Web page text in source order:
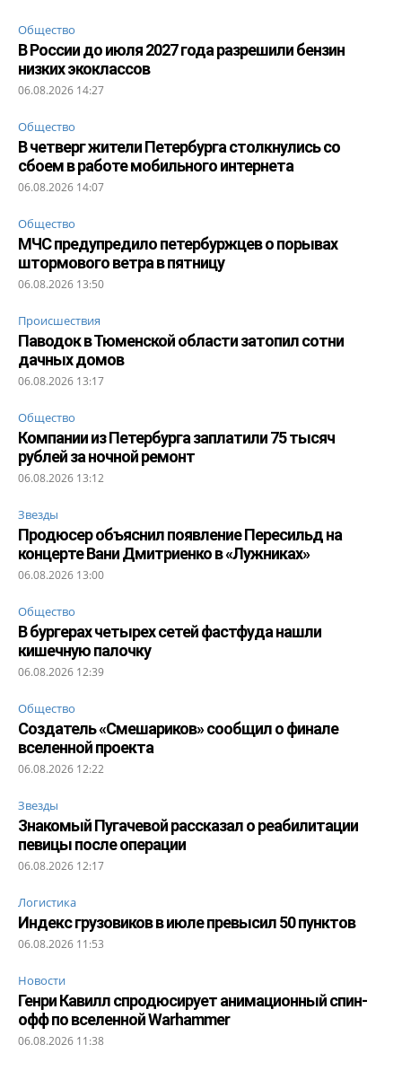
Общество
В России до июля 2027 года разрешили бензин
низких экоклассов
06.08.2026 14:27
Общество
В четверг жители Петербурга столкнулись со
сбоем в работе мобильного интернета
06.08.2026 14:07
Общество
МЧС предупредило петербуржцев о порывах
штормового ветра в пятницу
06.08.2026 13:50
Происшествия
Паводок в Тюменской области затопил сотни
дачных домов
06.08.2026 13:17
Общество
Компании из Петербурга заплатили 75 тысяч
рублей за ночной ремонт
06.08.2026 13:12
Звезды
Продюсер объяснил появление Пересильд на
концерте Вани Дмитриенко в «Лужниках»
06.08.2026 13:00
Общество
В бургерах четырех сетей фастфуда нашли
кишечную палочку
06.08.2026 12:39
Общество
Создатель «Смешариков» сообщил о финале
вселенной проекта
06.08.2026 12:22
Звезды
Знакомый Пугачевой рассказал о реабилитации
певицы после операции
06.08.2026 12:17
Логистика
Индекс грузовиков в июле превысил 50 пунктов
06.08.2026 11:53
Новости
Генри Кавилл спродюсирует анимационный спин-
офф по вселенной Warhammer
06.08.2026 11:38